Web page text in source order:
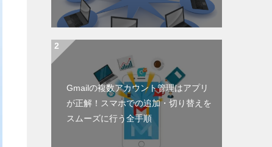
Gmailの複数アカウント管理はアプリ
が正解！スマホでの追加・切り替えを
スムーズに行う全手順